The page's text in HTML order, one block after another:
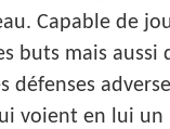
Capable de
buts mais
défenses
voient en lui un